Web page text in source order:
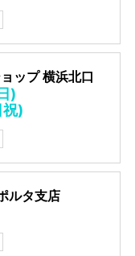
ップ 横浜北口
)
)
ルタ支店